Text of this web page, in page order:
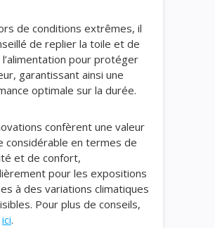
de conditions extrêmes, il
de replier la toile et de
pour protéger
garantissant ainsi une
optimale sur la durée.
confèrent une valeur
considérable en termes de
et de confort,
pour les expositions
à des variations climatiques
Pour plus de conseils,
ici.